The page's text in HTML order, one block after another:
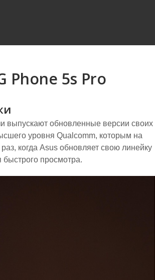
Phone 5s Pro
выпускают обновленные версии своих
уровня Qualcomm, которым на
когда Asus обновляет свою линейку
просмотра.